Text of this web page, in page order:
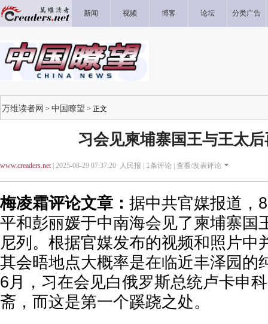
新闻 视频 博客 论坛 分类广告
万维读者网 > 中国瞭望 > 正文
习会见柬埔寨国王与王太
www.creaders.net| 2025-08-29 07:37:20 人民报 | 1条评论 | 查看/发表评论
梅凌霜评论文章： 据中共官媒报道，
平和彭丽媛于中南海会见了柬埔寨国
尼列。根据官媒发布的视频和照片中
其会晤地点大概率是在临近丰泽园的
6月，习在会见白俄罗斯总统卢卡申
斋，而这是第一个蹊跷之处。